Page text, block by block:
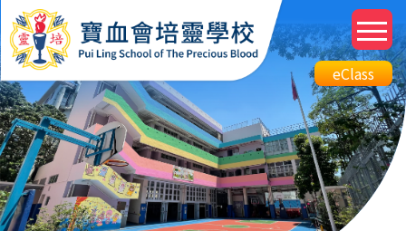
移至主內容
Top
eClass
Btn
eClass